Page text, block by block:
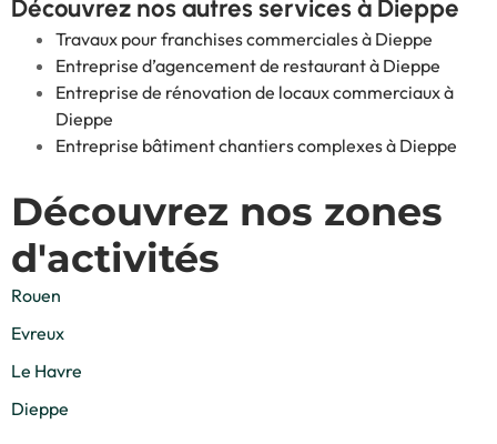
Découvrez nos autres services à Dieppe
Travaux pour franchises commerciales à Dieppe
Entreprise d’agencement de restaurant à Dieppe
Entreprise de rénovation de locaux commerciaux à
Dieppe
Entreprise bâtiment chantiers complexes à Dieppe
Découvrez nos zones
d'activités
Rouen
Evreux
Le Havre
Dieppe